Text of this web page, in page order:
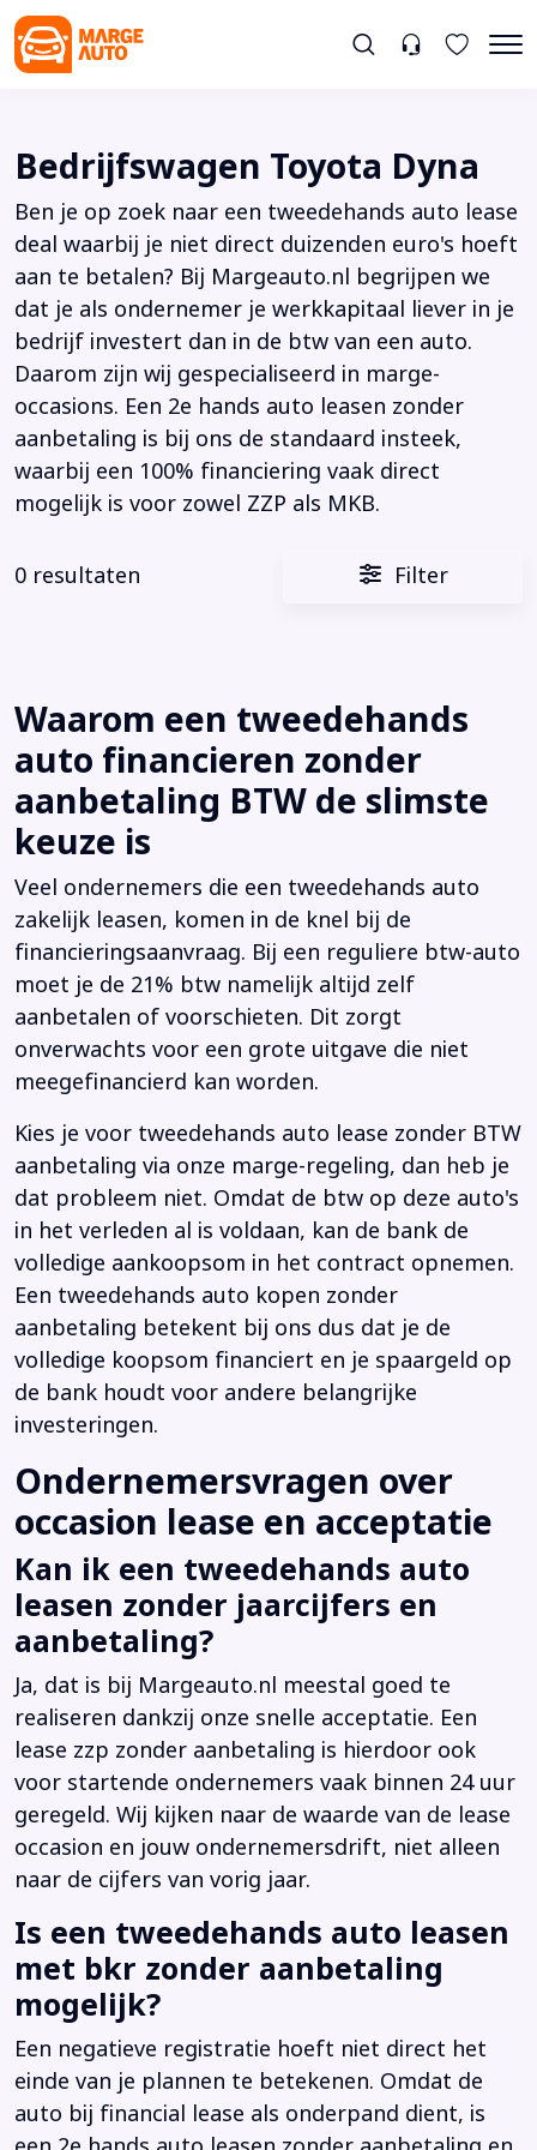
Bedrijfswagen Toyota Dyna
Ben je op zoek naar een tweedehands auto lease
deal waarbij je niet direct duizenden euro's hoeft
aan te betalen? Bij Margeauto.nl begrijpen we
dat je als ondernemer je werkkapitaal liever in je
bedrijf investert dan in de btw van een auto.
Daarom zijn wij gespecialiseerd in marge-
occasions. Een 2e hands auto leasen zonder
aanbetaling is bij ons de standaard insteek,
waarbij een 100% financiering vaak direct
mogelijk is voor zowel ZZP als MKB.
0 resultaten Filter
Waarom een tweedehands
auto financieren zonder
aanbetaling BTW de slimste
keuze is
Veel ondernemers die een tweedehands auto
zakelijk leasen, komen in de knel bij de
financieringsaanvraag. Bij een reguliere btw-auto
moet je de 21% btw namelijk altijd zelf
aanbetalen of voorschieten. Dit zorgt
onverwachts voor een grote uitgave die niet
meegefinancierd kan worden.
Kies je voor tweedehands auto lease zonder BTW
aanbetaling via onze marge-regeling, dan heb je
dat probleem niet. Omdat de btw op deze auto's
in het verleden al is voldaan, kan de bank de
volledige aankoopsom in het contract opnemen.
Een tweedehands auto kopen zonder
aanbetaling betekent bij ons dus dat je de
volledige koopsom financiert en je spaargeld op
de bank houdt voor andere belangrijke
investeringen.
Ondernemersvragen over
occasion lease en acceptatie
Kan ik een tweedehands auto
leasen zonder jaarcijfers en
aanbetaling?
Ja, dat is bij Margeauto.nl meestal goed te
realiseren dankzij onze snelle acceptatie. Een
lease zzp zonder aanbetaling is hierdoor ook
voor startende ondernemers vaak binnen 24 uur
geregeld. Wij kijken naar de waarde van de lease
occasion en jouw ondernemersdrift, niet alleen
naar de cijfers van vorig jaar.
Is een tweedehands auto leasen
met bkr zonder aanbetaling
mogelijk?
Een negatieve registratie hoeft niet direct het
einde van je plannen te betekenen. Omdat de
auto bij financial lease als onderpand dient, is